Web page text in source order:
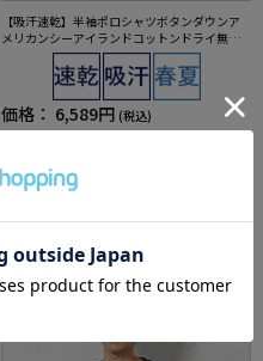
【吸汗速乾】半袖ポロシャツボタンダウンア
メリカンシーアイランドコットンドライ無地S
TOVEL&MASON春夏
価格： 6,589円 (税込)
★2点で1,000円OFF／3点で3,00
SALE OUTLET